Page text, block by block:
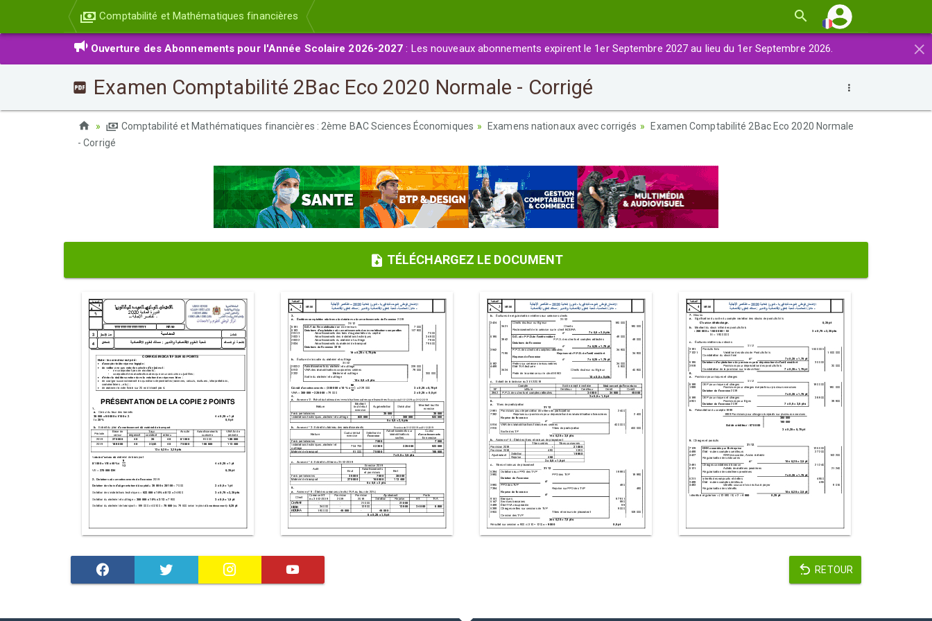
Comptabilité et Mathématiques financières
×
Ouverture des Abonnements pour l'Année Scolaire 2026-2027 : Les nouveaux abonnements expirent le 1er Septembre 2027 au lieu du 1er Septembre 2026.
Examen Comptabilité 2Bac Eco 2020 Normale - Corrigé
Comptabilité et Mathématiques financières : 2ème BAC Sciences Économiques Examens nationaux avec corrigés
Examen Comptabilité 2Bac Eco 2020 Normale
- Corrigé
TÉLÉCHARGEZ LE DOCUMENT
RETOUR